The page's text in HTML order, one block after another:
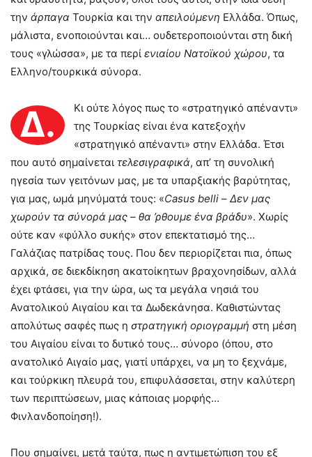
την άρπαγα Τουρκία και την απειλούμενη Ελλάδα. Όπως,
μάλιστα, ενοποιούνται και… ουδετεροποιούνται στη δική
τους «γλώσσα», με τα περί ενιαίου Νατοϊκού χώρου, τα
Ελληνο/τουρκικά σύνορα.
Δ.
Κι ούτε λόγος πως το «στρατηγικό απέναντι»
της Τουρκίας είναι ένα κατεξοχήν
«στρατηγικό απέναντι» στην Ελλάδα. Έτσι
που αυτό σημαίνεται τελεσιγραφικά, απ’ τη συνολική
ηγεσία των γειτόνων μας, με τα υπαρξιακής βαρύτητας,
για μας, ωμά μηνύματά τους: «Casus belli – Δεν μας
χωρούν τα σύνορά μας – θα ’ρθουμε ένα βράδυ». Χωρίς
ούτε καν «φύλλο συκής» στον επεκτατισμό της…
Γαλάζιας πατρίδας τους. Που δεν περιορίζεται πια, όπως
αρχικά, σε διεκδίκηση ακατοίκητων βραχονησίδων, αλλά
έχει φτάσει, για την ώρα, ως τα μεγάλα νησιά του
Ανατολικού Αιγαίου και τα Δωδεκάνησα. Καθιστώντας
απολύτως σαφές πως η στρατηγική οριογραμμή στη μέση
του Αιγαίου είναι το δυτικό τους… σύνορο (όπου, στο
ανατολικό Αιγαίο μας, γιατί υπάρχει, να μη το ξεχνάμε,
και τούρκικη πλευρά του, επιφυλάσσεται, στην καλύτερη
των περιπτώσεων, μιας κάποιας μορφής…
Φινλανδοποίηση!).
Που σημαίνει, μετά ταύτα, πως η αντιμετώπιση του εξ